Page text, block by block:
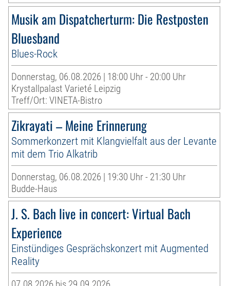
Musik am Dispatcherturm: Die Restposten
Bluesband
Blues-Rock
Donnerstag, 06.08.2026 | 18:00 Uhr - 20:00 Uhr
Krystallpalast Varieté Leipzig
Treff/Ort: VINETA-Bistro
Zikrayati – Meine Erinnerung
Sommerkonzert mit Klangvielfalt aus der Levante
mit dem Trio Alkatrib
Donnerstag, 06.08.2026 | 19:30 Uhr - 21:30 Uhr
Budde-Haus
J. S. Bach live in concert: Virtual Bach
Experience
Einstündiges Gesprächskonzert mit Augmented
Reality